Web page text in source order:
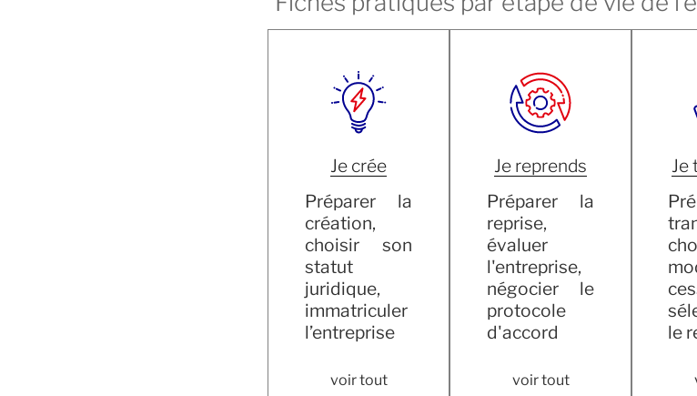
Je crée
Préparer la
création,
choisir son
statut
juridique,
immatriculer
l’entreprise
voir tout
Je reprends
Préparer la
reprise,
évaluer
l'entreprise,
négocier le
protocole
d'accord
voir tout
Je
le